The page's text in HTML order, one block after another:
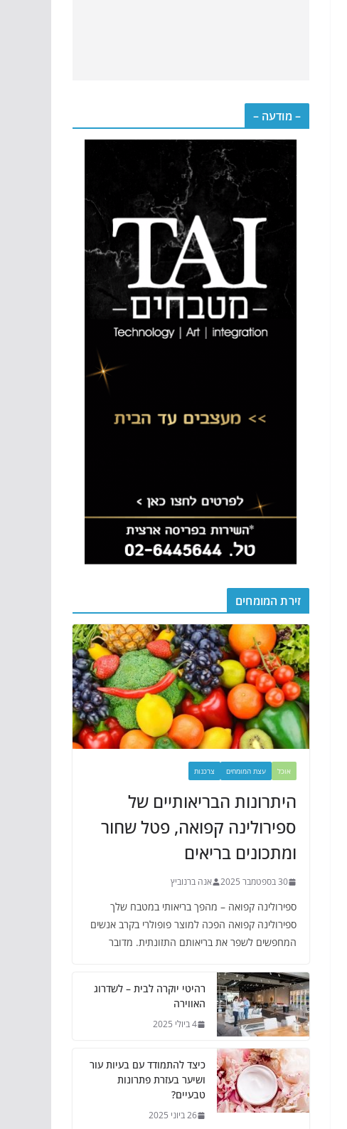
– מודעה –
זירת המומחים
אוכל עצת המומחים צרכנות
היתרונות הבריאותיים של
ספירולינה קפואה, פטל שחור
ומתכונים בריאים
30 בספטמבר 2025 אנה ברנוביץ
ספירולינה קפואה – מהפך בריאותי במטבח שלך
ספירולינה קפואה הפכה למוצר פופולרי בקרב אנשים
המחפשים לשפר את בריאותם התזונתית. מדובר
רהיטי יוקרה לבית – לשדרוג
האווירה
4 ביולי 2025
כיצד להתמודד עם בעיות עור
ושיער בעזרת פתרונות
טבעיים?
26 ביוני 2025